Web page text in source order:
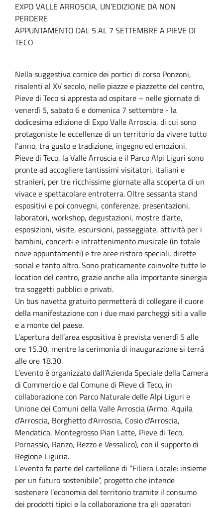
EXPO VALLE ARROSCIA, UN’EDIZIONE DA NON
PERDERE
APPUNTAMENTO DAL 5 AL 7 SETTEMBRE A PIEVE DI
TECO
Nella suggestiva cornice dei portici di corso Ponzoni,
risalenti al XV secolo, nelle piazze e piazzette del centro,
Pieve di Teco si appresta ad ospitare – nelle giornate di
venerdì 5, sabato 6 e domenica 7 settembre - la
dodicesima edizione di Expo Valle Arroscia, di cui sono
protagoniste le eccellenze di un territorio da vivere tutto
l'anno, tra gusto e tradizione, ingegno ed emozioni.
Pieve di Teco, la Valle Arroscia e il Parco Alpi Liguri sono
pronte ad accogliere tantissimi visitatori, italiani e
stranieri, per tre ricchissime giornate alla scoperta di un
vivace e spettacolare entroterra. Oltre sessanta stand
espositivi e poi convegni, conferenze, presentazioni,
laboratori, workshop, degustazioni, mostre d’arte,
esposizioni, visite, escursioni, passeggiate, attività per i
bambini, concerti e intrattenimento musicale (in totale
nove appuntamenti) e tre aree ristoro speciali, dirette
social e tanto altro. Sono praticamente coinvolte tutte le
location del centro, grazie anche alla importante sinergia
tra soggetti pubblici e privati.
Un bus navetta gratuito permetterà di collegare il cuore
della manifestazione con i due maxi parcheggi siti a valle
e a monte del paese.
L’apertura dell’area espositiva è prevista venerdì 5 alle
ore 15.30, mentre la cerimonia di inaugurazione si terrà
alle ore 18.30.
L’evento è organizzato dall’Azienda Speciale della Camera
di Commercio e dal Comune di Pieve di Teco, in
collaborazione con Parco Naturale delle Alpi Liguri e
Unione dei Comuni della Valle Arroscia (Armo, Aquila
d'Arroscia, Borghetto d'Arroscia, Cosio d'Arroscia,
Mendatica, Montegrosso Pian Latte, Pieve di Teco,
Pornassio, Ranzo, Rezzo e Vessalico), con il supporto di
Regione Liguria.
L’evento fa parte del cartellone di “Filiera Locale: insieme
per un futuro sostenibile”, progetto che intende
sostenere l’economia del territorio tramite il consumo
dei prodotti tipici e la collaborazione tra gli operatori